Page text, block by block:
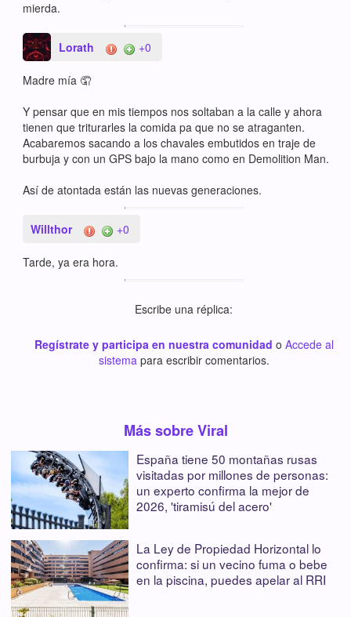
mierda.
Lorath +0
Madre mía 🤦
Y pensar que en mis tiempos nos soltaban a la calle y ahora
tienen que triturarles la comida pa que no se atraganten.
Acabaremos sacando a los chavales embutidos en traje de
burbuja y con un GPS bajo la mano como en Demolition Man.
Así de atontada están las nuevas generaciones.
Willthor +0
Tarde, ya era hora.
Escribe una réplica:
Regístrate y participa en nuestra comunidad o Accede al
sistemapara escribir comentarios.
Más sobre Viral
España tiene 50 montañas rusas
visitadas por millones de personas:
un experto confirma la mejor de
2026, 'tiramisú del acero'
La Ley de Propiedad Horizontal lo
confirma: si un vecino fuma o bebe
en la piscina, puedes apelar al RRI